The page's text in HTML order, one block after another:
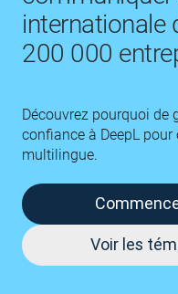
internationale
200 000
Découvrez pourquoi de
confiance à DeepL
multilingue.
Voir les